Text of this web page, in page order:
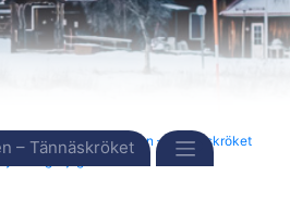
– Tännäskröket
Sverige
Funäsfjällen – Tännäskröket